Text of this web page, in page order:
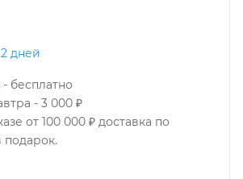
дней
бесплатно
- 3 000 ₽
от 100 000 ₽ доставка по